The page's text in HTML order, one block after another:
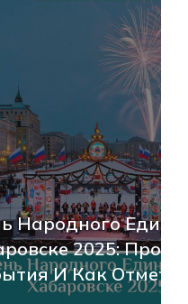
Единства В
Программа,
0+